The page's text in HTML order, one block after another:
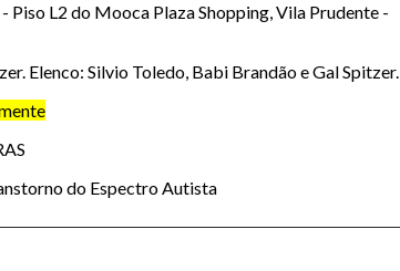
Piso L2 do Mooca Plaza Shopping, Vila Prudente -
Elenco: Silvio Toledo, Babi Brandão e Gal Spitzer.
do Espectro Autista